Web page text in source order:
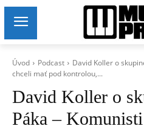
Úvod Podcast
David Koller o
chceli mať pod kontrolou,...
David Koller o
Páka –